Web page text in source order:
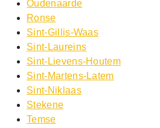
Oudenaarde
Ronse
Sint-Gillis-Waas
Sint-Laureins
Sint-Lievens-Houtem
Sint-Martens-Latem
Sint-Niklaas
Stekene
Temse